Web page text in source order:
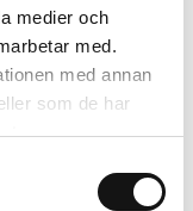
medier och
med.
med annan
som de har